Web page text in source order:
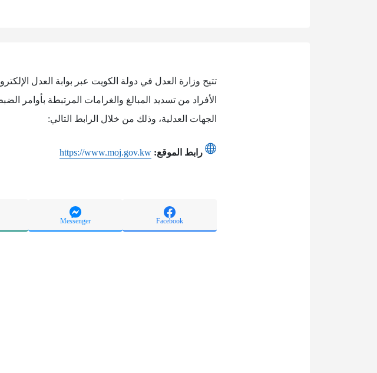
تتيح وزارة العدل في دولة الكويت عبر بوابة العدل
الأفراد من تسديد المبالغ والغرامات المرتبطة بأوامر
الجهات العدلية، وذلك من خلال الرابط التالي:
رابط الموقع: https://www.moj.gov.kw
Facebook
Messenger